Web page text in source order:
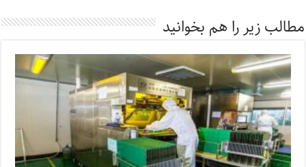
مطالب زیر را هم بخوانید